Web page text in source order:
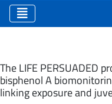
Eventi
The LIFE PERSUADED
bisphenol A
linking exposure and